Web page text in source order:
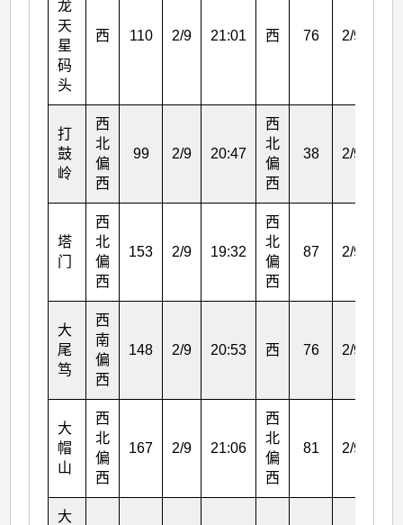
龙
天
星
码
头
西 110 2/9 21:01 西 76 2/9
打
鼓
岭
西
北
偏
西
99 2/9 20:47
西
北
偏
西
38 2/9
塔
门
西
北
偏
西
153 2/9 19:32
西
北
偏
西
87 2/9
大
尾
笃
西
南
偏
西
148 2/9 20:53 西 76 2/9
大
帽
山
西
北
偏
西
167 2/9 21:06
西
北
偏
西
81 2/9
大